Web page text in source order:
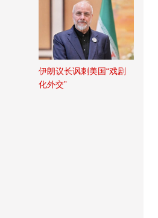
伊朗议长讽刺美国“戏剧
化外交”